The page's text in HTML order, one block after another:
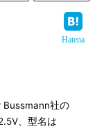
Hatena
社の
、型名は